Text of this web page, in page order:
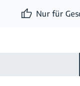
Nur für